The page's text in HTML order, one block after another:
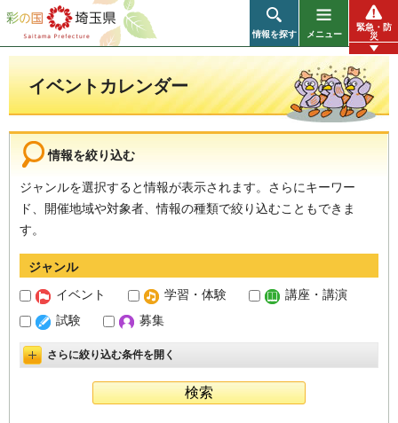
彩の国 埼玉県
情報を探す メニュー
緊急・防
災
イベントカレンダー
情報を絞り込む
ジャンルを選択すると情報が表示されます。さらにキーワー
ド、開催地域や対象者、情報の種類で絞り込むこともできま
す。
ジャンル
イベント
学習・体験
講座・講演
試験
募集
詳細設定を開く
さらに絞り込む条件を開く